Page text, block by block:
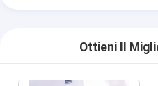
Ottieni Il